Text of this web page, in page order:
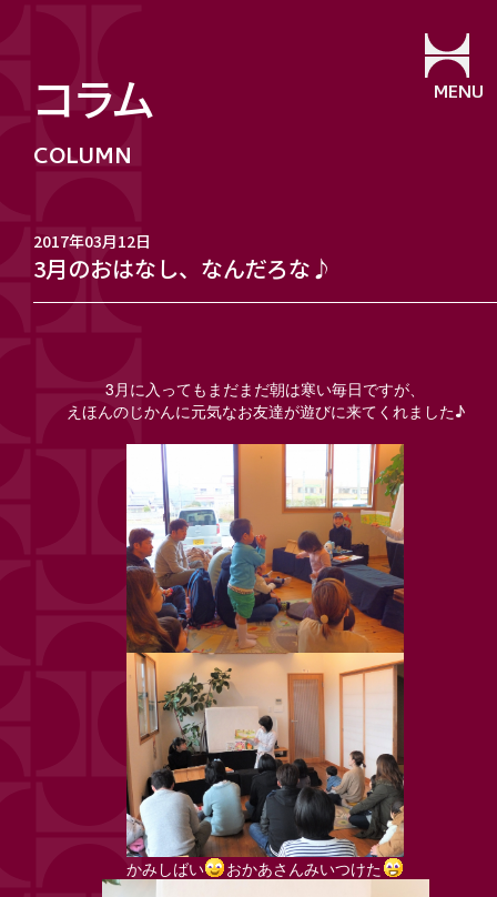
MENU
コラム
3月のおはなし、なんだろな♪
2017年03月12日
3月に入ってもまだまだ朝は寒い毎日ですが、
えほんのじかんに元気なお友達が遊びに来てくれました♪
かみしばい おかあさんみいつけた